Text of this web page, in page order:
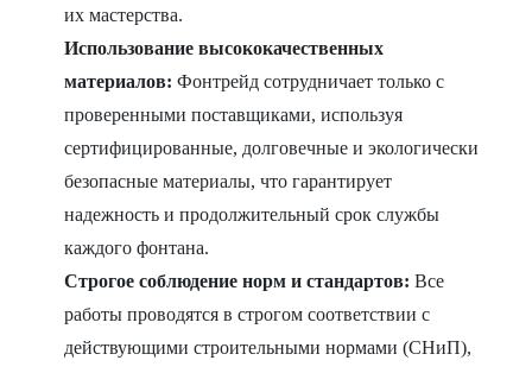
их мастерства.
Использование высококачественных
материалов: Фонтрейд сотрудничает только с
проверенными поставщиками, используя
сертифицированные, долговечные и экологически
безопасные материалы, что гарантирует
надежность и продолжительный срок службы
каждого фонтана.
Строгое соблюдение норм и стандартов: Все
работы проводятся в строгом соответствии с
действующими строительными нормами (СНиП),